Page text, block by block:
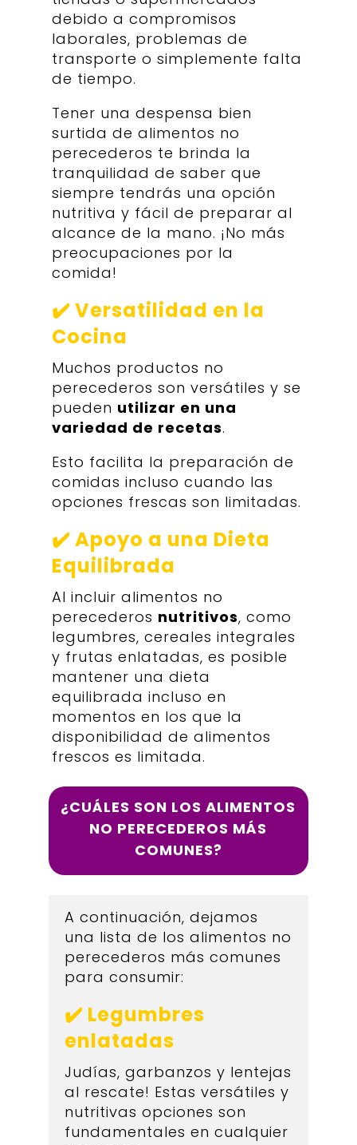
debido a compromisos
laborales, problemas de
transporte o simplemente falta
de tiempo.
Tener una despensa bien
surtida de alimentos no
perecederos te brinda la
tranquilidad de saber que
siempre tendrás una opción
nutritiva y fácil de preparar al
alcance de la mano. ¡No más
preocupaciones por la
comida!
✔️ Versatilidad en la
Cocina
Muchos productos no
perecederos son versátiles y se
pueden utilizar en una
variedad de recetas.
Esto facilita la preparación de
comidas incluso cuando las
opciones frescas son limitadas.
✔️ Apoyo a una Dieta
Equilibrada
Al incluir alimentos no
perecederos nutritivos, como
legumbres, cereales integrales
y frutas enlatadas, es posible
mantener una dieta
equilibrada incluso en
momentos en los que la
disponibilidad de alimentos
frescos es limitada.
¿CUÁLES SON LOS ALIMENTOS
NO PERECEDEROS MÁS
COMUNES?
A continuación, dejamos
una lista de los alimentos no
perecederos más comunes
para consumir:
✔️ Legumbres
enlatadas
Judías, garbanzos y lentejas
al rescate! Estas versátiles y
nutritivas opciones son
fundamentales en cualquier